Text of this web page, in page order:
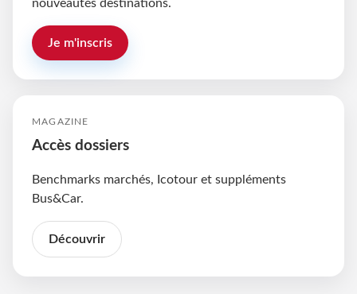
nouveautés destinations.
Je m'inscris
MAGAZINE
Accès dossiers
Benchmarks marchés, Icotour et suppléments
Bus&Car.
Découvrir